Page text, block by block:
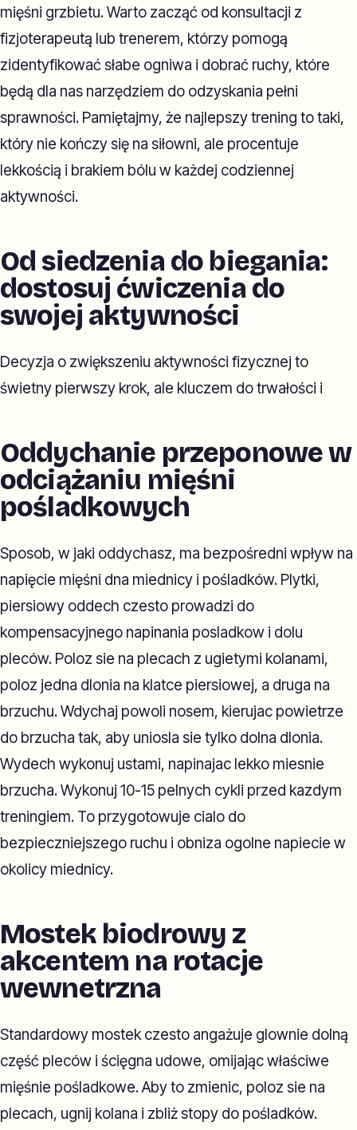
mięśni grzbietu. Warto zacząć od konsultacji z
fizjoterapeutą lub trenerem, którzy pomogą
zidentyfikować słabe ogniwa i dobrać ruchy, które
będą dla nas narzędziem do odzyskania pełni
sprawności. Pamiętajmy, że najlepszy trening to taki,
który nie kończy się na siłowni, ale procentuje
lekkością i brakiem bólu w każdej codziennej
aktywności.
Od siedzenia do biegania:
dostosuj ćwiczenia do
swojej aktywności
Decyzja o zwiększeniu aktywności fizycznej to
świetny pierwszy krok, ale kluczem do trwałości i
Oddychanie przeponowe w
odciążaniu mięśni
pośladkowych
Sposob, w jaki oddychasz, ma bezpośredni wpływ na
napięcie mięśni dna miednicy i pośladków. Plytki,
piersiowy oddech czesto prowadzi do
kompensacyjnego napinania posladkow i dolu
pleców. Poloz sie na plecach z ugietymi kolanami,
poloz jedna dlonia na klatce piersiowej, a druga na
brzuchu. Wdychaj powoli nosem, kierujac powietrze
do brzucha tak, aby uniosla sie tylko dolna dlonia.
Wydech wykonuj ustami, napinajac lekko miesnie
brzucha. Wykonuj 10-15 pelnych cykli przed kazdym
treningiem. To przygotowuje cialo do
bezpieczniejszego ruchu i obniza ogolne napiecie w
okolicy miednicy.
Mostek biodrowy z
akcentem na rotacje
wewnetrzna
Standardowy mostek czesto angażuje glownie dolną
część pleców i ścięgna udowe, omijając właściwe
mięśnie pośladkowe. Aby to zmienic, poloz sie na
plecach, ugnij kolana i zbliż stopy do pośladków.